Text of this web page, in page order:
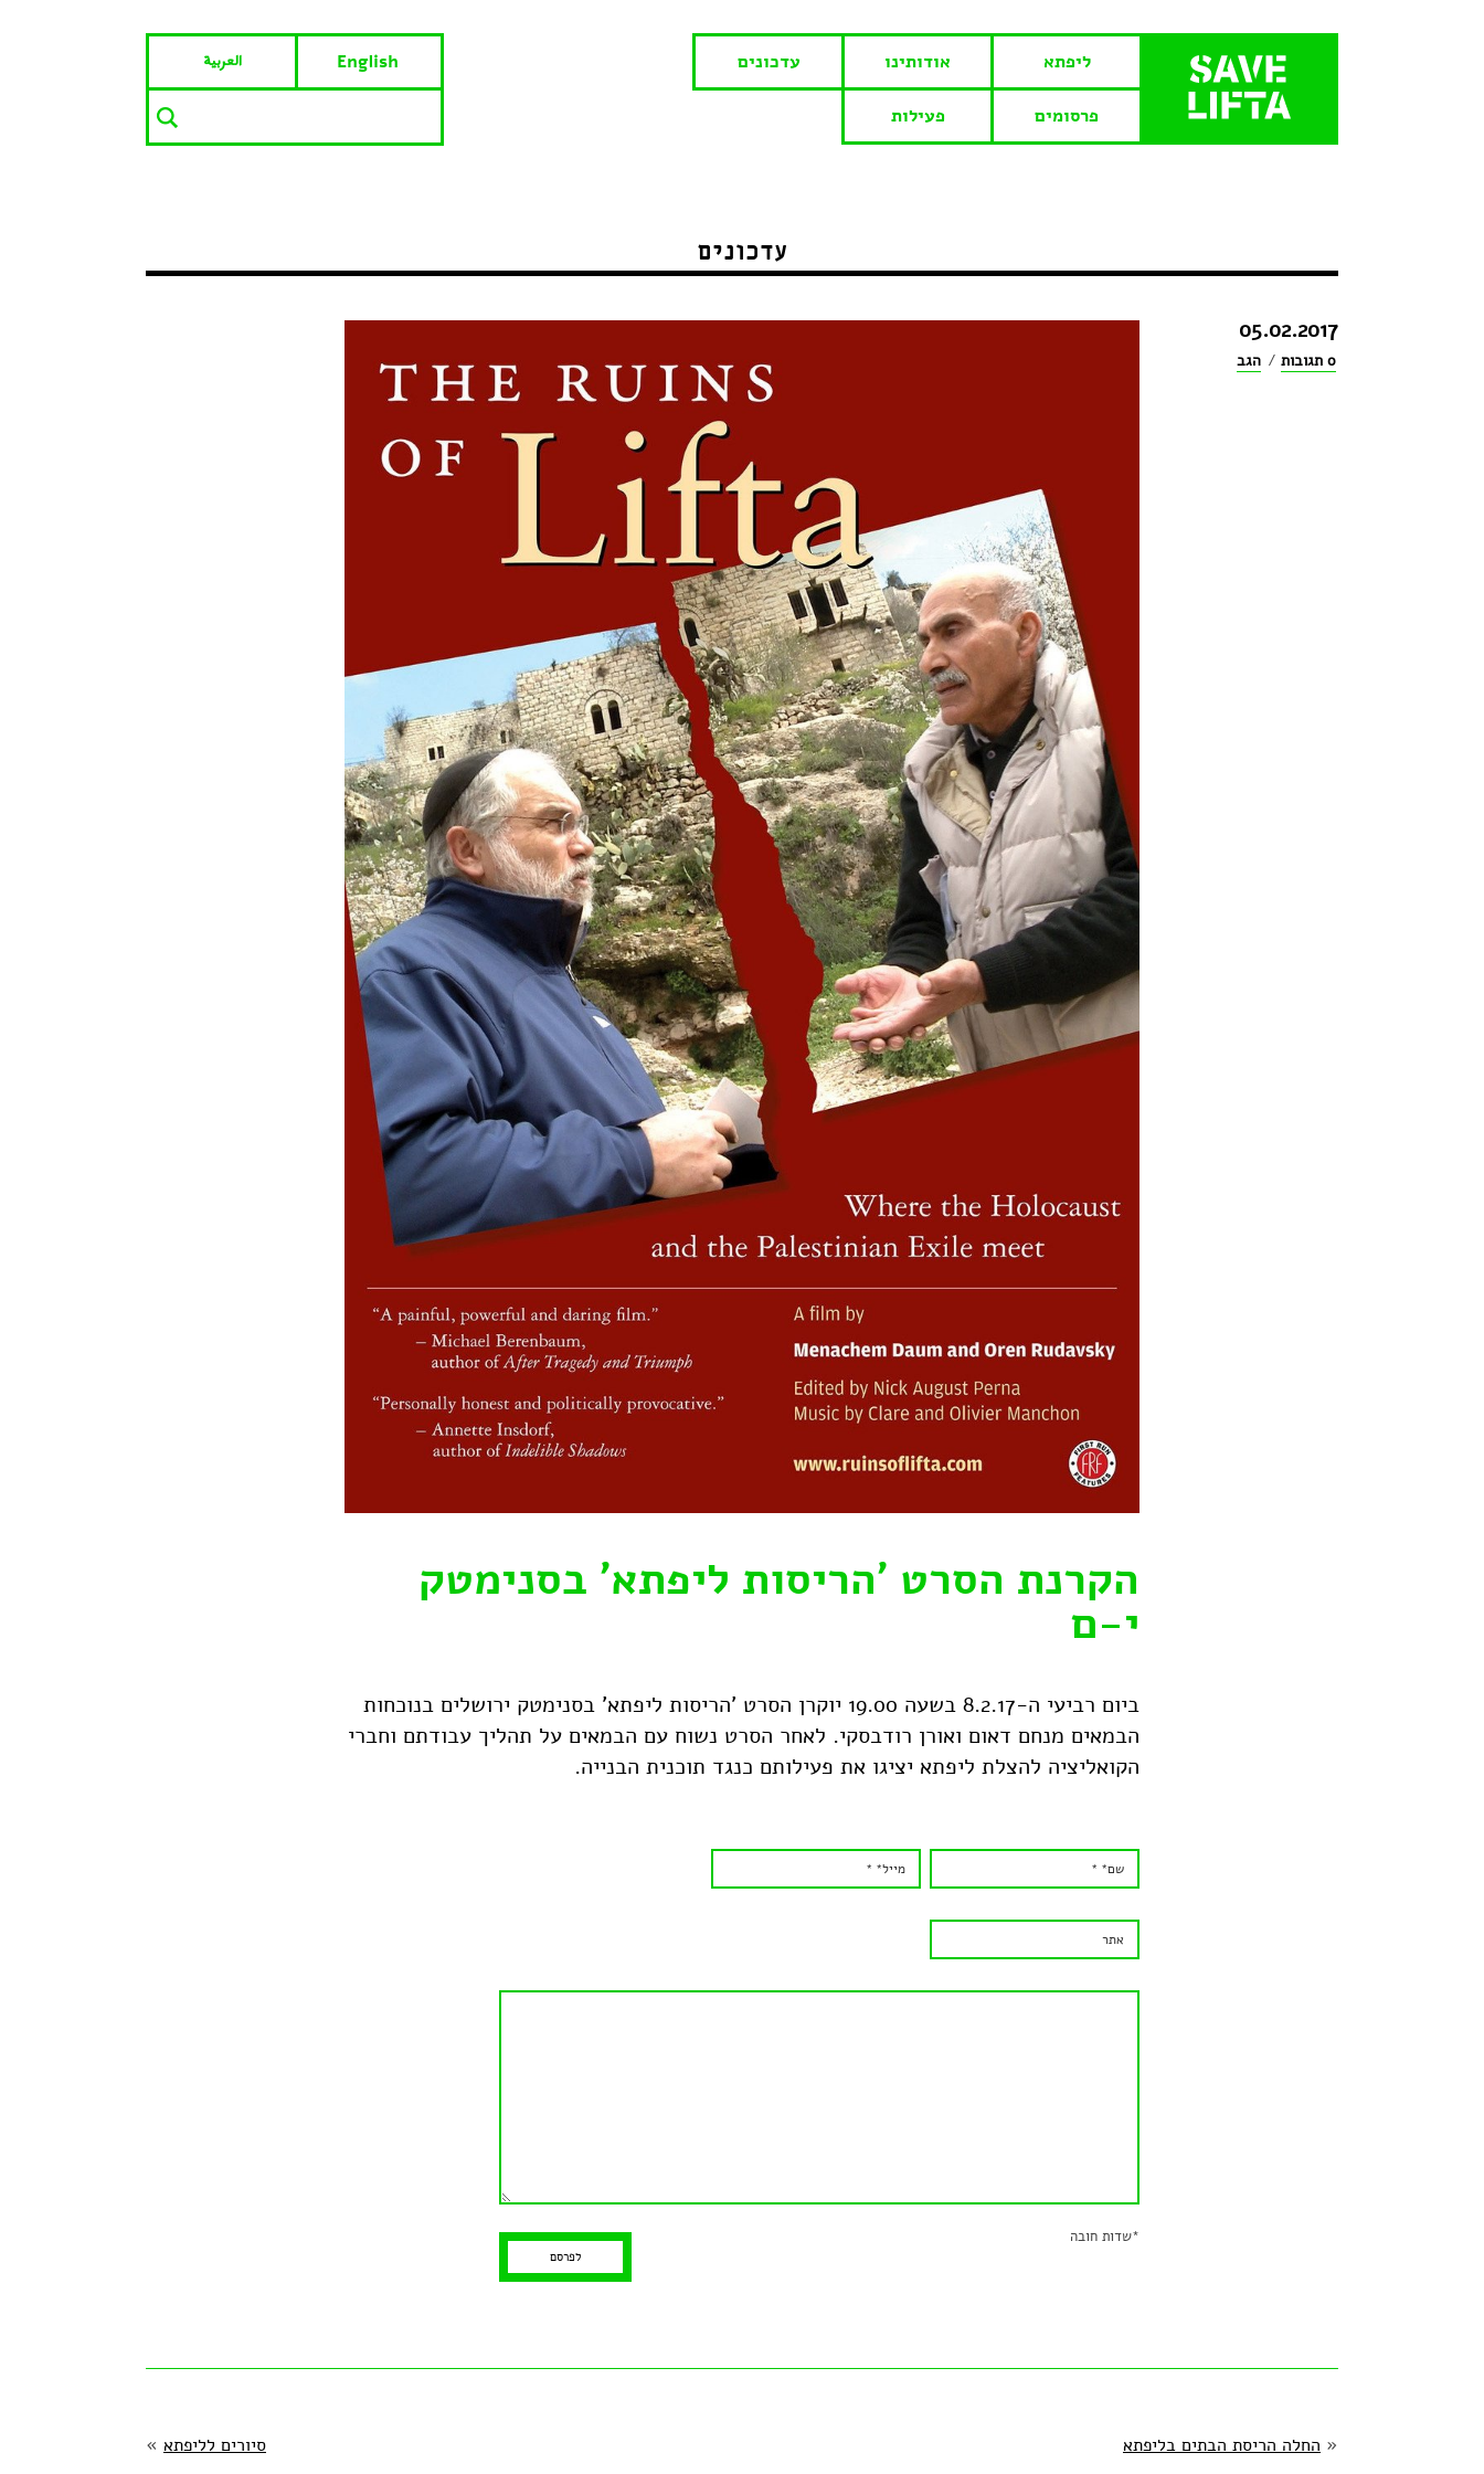
ליפתא אודותינו עדכונים
פרסומים פעילות
English العربية
עדכונים
הקרנת הסרט 'הריסות ליפתא' בסנימטק
י-ם
ביום רביעי ה-8.2.17 בשעה 19.00 יוקרן הסרט 'הריסות ליפתא' בסנימטק ירושלים בנוכחות
הבמאים מנחם דאום ואורן רודבסקי. לאחר הסרט נשוח עם הבמאים על תהליך עבודתם וחברי
הקואליציה להצלת ליפתא יציגו את פעילותם כנגד תוכנית הבנייה.
*שדות חובה
05.02.2017
0 תגובות / הגב
« החלה הריסת הבתים בליפתא סיורים לליפתא »